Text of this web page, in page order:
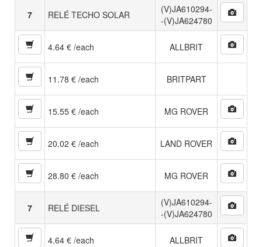
7 RELÉ TECHO SOLAR
(V)JA610294-
-(V)JA624780
4.64 € /each ALLBRIT
11.78 € /each BRITPART
15.55 € /each MG ROVER
20.02 € /each LAND ROVER
28.80 € /each MG ROVER
7 RELÉ DIESEL
(V)JA610294-
-(V)JA624780
4.64 € /each ALLBRIT